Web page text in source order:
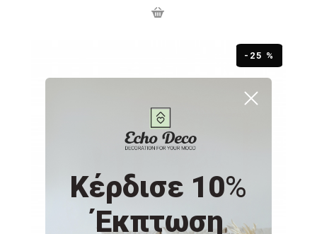
-25 %
Κέρδισε 10%
Έκπτωση